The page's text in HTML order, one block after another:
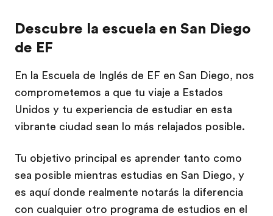
Descubre la escuela en San Diego
de EF
En la Escuela de Inglés de EF en San Diego, nos
comprometemos a que tu viaje a Estados
Unidos y tu experiencia de estudiar en esta
vibrante ciudad sean lo más relajados posible.
Tu objetivo principal es aprender tanto como
sea posible mientras estudias en San Diego, y
es aquí donde realmente notarás la diferencia
con cualquier otro programa de estudios en el